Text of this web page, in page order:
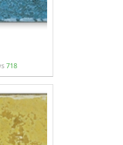
718